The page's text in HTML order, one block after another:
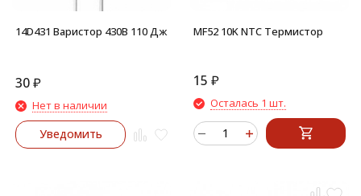
14D431 Варистор 430В 110 Дж
30₽
Нет в наличии
Уведомить
MF52 10K NTC Термистор
15 ₽
Осталась 1 шт.